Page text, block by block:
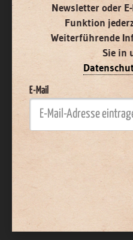
Newsletter oder
Funktion
Weiterführende
Sie in
E-Mail